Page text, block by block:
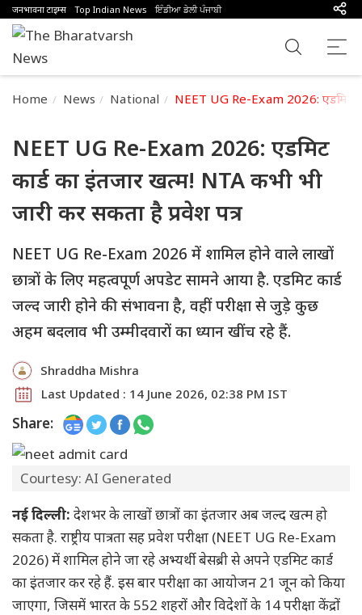
जनभावना टाइम्स Top Indian News ਇੰਡੀਆ ਡੇਲੀ ਪੰਜਾਬੀ
Home News National NEET UG Re-Exam 2026: एडमिट
NEET UG Re-Exam 2026: एडमिट
कार्ड का इंतजार खत्म! NTA कभी भी
जारी कर सकता है प्रवेश पत्र
NEET UG Re-Exam 2026 में शामिल होने वाले लाखों
छात्रों के लिए महत्वपूर्ण अपडेट सामने आया है. एडमिट कार्ड
जल्द जारी होने की संभावना है, वहीं परीक्षा से जुड़े कुछ
अहम बदलाव भी उम्मीदवारों का ध्यान खींच रहे हैं.
Shraddha Mishra
Last Updated : 14 June 2026, 02:38 PM IST
Share:
Courtesy: AI Generated
नई दिल्ली: देशभर के लाखों छात्रों का इंतजार अब जल्द खत्म हो
सकता है. राष्ट्रीय पात्रता सह प्रवेश परीक्षा (NEET UG Re-Exam
2026) में शामिल होने जा रहे अभ्यर्थी बेसब्री से अपने एडमिट कार्ड
का इंतजार कर रहे हैं. इस बार परीक्षा का आयोजन 21 जून को किया
जाएगा, जिसमें भारत के 552 शहरों और विदेशों के 14 परीक्षा केंद्रों